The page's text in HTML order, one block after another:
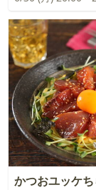
かつおユッケ